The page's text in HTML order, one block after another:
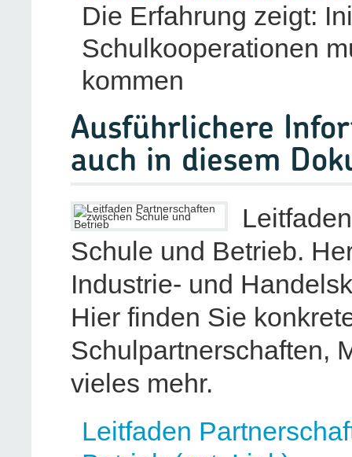
Die Erfahrung zeigt:
Schulkooperationen
kommen
Ausführlichere
auch in diesem
Schule und Betrieb.
Industrie- und
Hier finden Sie
Schulpartnerschaften,
vieles mehr.
Leitfaden